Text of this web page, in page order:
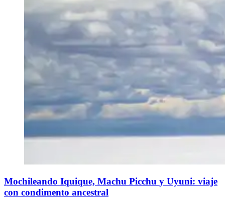
Mochileando Iquique, Machu Picchu y Uyuni: viaje
con condimento ancestral